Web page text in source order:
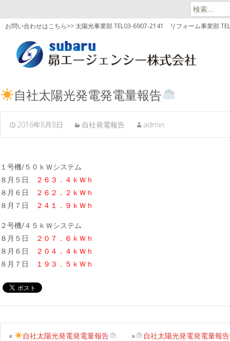
検
索:
お問い合わせはこちら>> 太陽光事業部 TEL03-6907-2141 リフォーム事業部
自社太陽光発電発電量報告
2016年8月8日 自社発電報告 admin
１号機/５０ｋＷシステム
８月５日
２６３．４ｋＷｈ
８月６日
２６２．２ｋＷｈ
８月７日
２４１．９ｋＷｈ
２号機/４５ｋＷシステム
８月５日
２０７．６ｋＷｈ
８月６日
２０４．４ｋＷｈ
８月７日
１９３．５ｋＷｈ
« 自社太陽光発電発電量報告 自社太陽光発電発電量報告
»